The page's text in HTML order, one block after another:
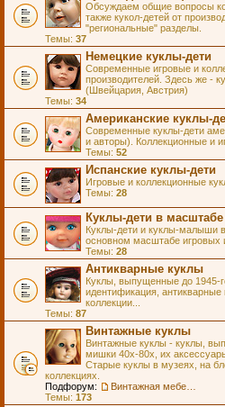
Обсуждаем общие вопросы
также кукол-детей от
"региональные" разделы.
Темы: 37
Немецкие куклы-дети
Современные игровые и
производителей. Здесь же -
(Швейцария, Австрия)
Темы: 34
Американские куклы-
Современные куклы-дети
и авторы). Коллекционные и
Темы: 52
Испанские куклы-дети
Игровые и коллекционные
Темы: 28
Куклы-дети в масштабе
Куклы-дети и куклы-малыши
основном масштабе игровых
Темы: 28
Антикварные куклы
Куклы, выпущенные до 1945-
идентификация,
коллекции...
Темы: 87
Винтажные куклы
Винтажные куклы - куклы,
мишки 40х-80х, их
Старые куклы в музеях, на
коллекциях.
Подфорум:
Темы: 173